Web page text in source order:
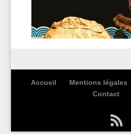
Accueil Mentions légales
Contact